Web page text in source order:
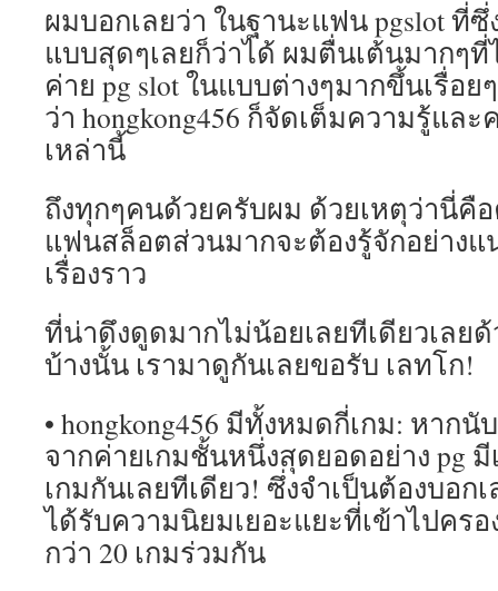
ผมบอกเลยว่า ในฐานะแฟน pgslot ที่
แบบสุดๆเลยก็ว่าได้ ผมตื่นเต้นมากๆ
ค่าย pg slot ในแบบต่างๆมากขึ้นเรื่อย
ว่า hongkong456 ก็จัดเต็มความรู้แล
เหล่านี้
ถึงทุกๆคนด้วยครับผม ด้วยเหตุว่านี่คื
แฟนสล็อตส่วนมากจะต้องรู้จักอย่างแ
เรื่องราว
ที่น่าดึงดูดมากไม่น้อยเลยทีเดียวเลยด้
บ้างนั้น เรามาดูกันเลยขอรับ เลทโก!
• hongkong456 มีทั้งหมดกี่เกม: หากนั
จากค่ายเกมชั้นหนึ่งสุดยอดอย่าง pg
เกมกันเลยทีเดียว! ซึ่งจำเป็นต้องบอก
ได้รับความนิยมเยอะแยะที่เข้าไปคร
กว่า 20 เกมร่วมกัน